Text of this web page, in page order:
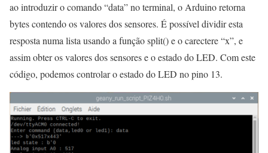
ao introduzir o comando “data” no terminal, o Arduino retorna
bytes contendo os valores dos sensores. É possível dividir esta
resposta numa lista usando a função split() e o carectere “x”, e
assim obter os valores dos sensores e o estado do LED. Com este
código, podemos controlar o estado do LED no pino 13.